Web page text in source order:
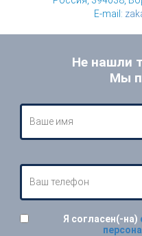
E-mail:
Не нашли
Мы
Я согласен(-на)